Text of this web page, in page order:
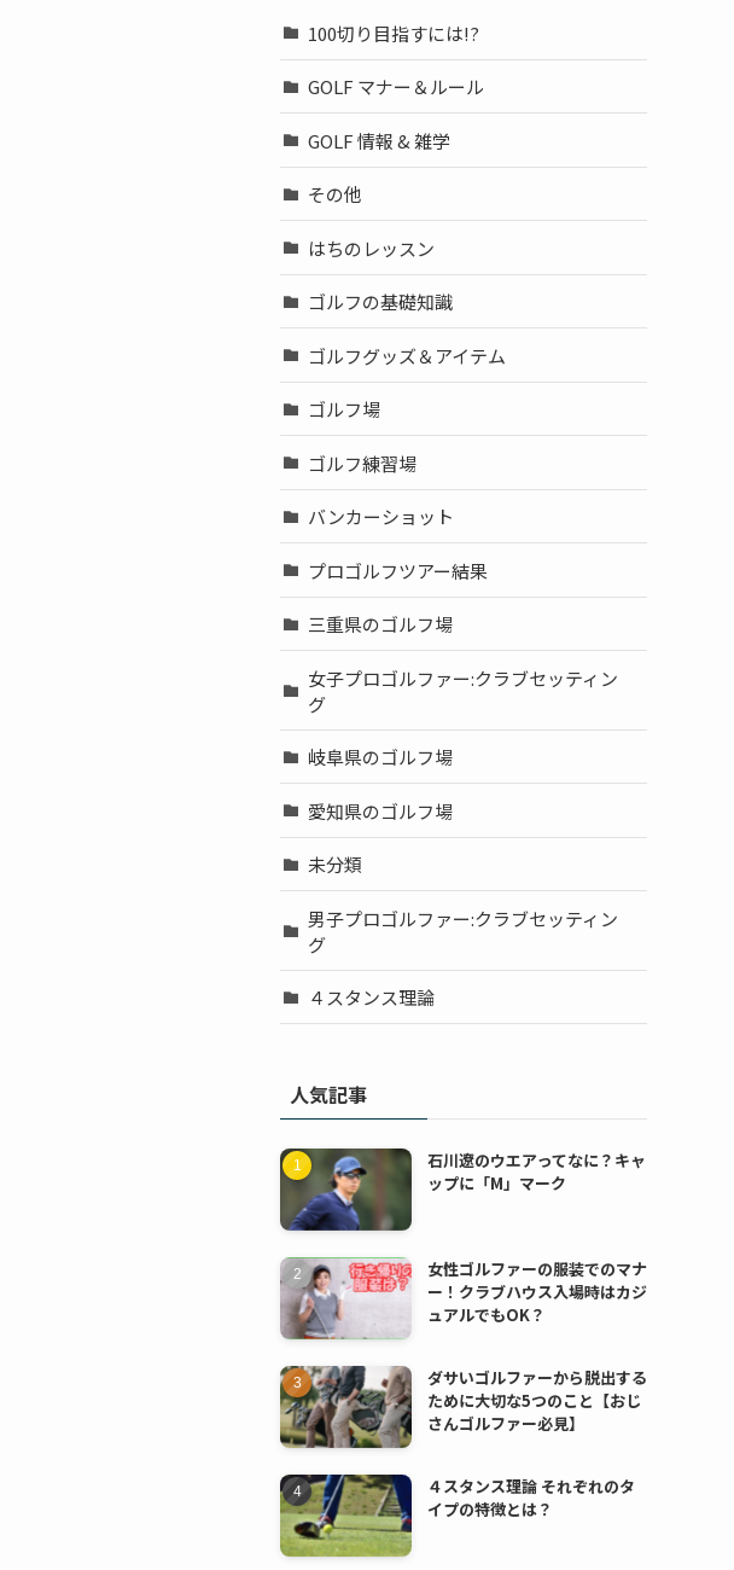
100切り目指すには!?
GOLF マナー＆ルール
GOLF 情報 & 雑学
その他
はちのレッスン
ゴルフの基礎知識
ゴルフグッズ＆アイテム
ゴルフ場
ゴルフ練習場
バンカーショット
プロゴルフツアー結果
三重県のゴルフ場
女子プロゴルファー:クラブセッティン
グ
岐阜県のゴルフ場
愛知県のゴルフ場
未分類
男子プロゴルファー:クラブセッティン
グ
４スタンス理論
人気記事
石川遼のウエアってなに？キャ
ップに「M」マーク
女性ゴルファーの服装でのマナ
ー！クラブハウス入場時はカジ
ュアルでもOK？
ダサいゴルファーから脱出する
ために大切な5つのこと【おじ
さんゴルファー必見】
４スタンス理論 それぞれのタ
イプの特徴とは？